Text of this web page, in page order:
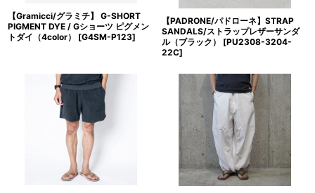
【Gramicci/グラミチ】 G-SHORT
PIGMENT DYE / Gショーツ ピグメン
トダイ（4color）
[G4SM-P123]
【PADRONE/パドローネ】STRAP
SANDALS/ストラップレザーサンダ
ル（ブラック）
[PU2308-3204-
22C]